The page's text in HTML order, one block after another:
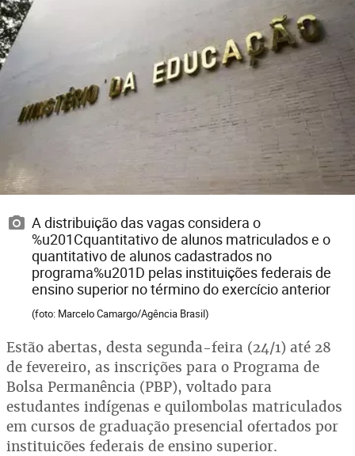
A distribuição das vagas considera o
%u201Cquantitativo de alunos matriculados e o
quantitativo de alunos cadastrados no
programa%u201D pelas instituições federais de
ensino superior no término do exercício anterior
(foto: Marcelo Camargo/Agência Brasil)
Estão abertas, desta segunda-feira (24/1) até 28
de fevereiro, as inscrições para o Programa de
Bolsa Permanência (PBP), voltado para
estudantes indígenas e quilombolas matriculados
em cursos de graduação presencial ofertados por
instituições federais de ensino superior.